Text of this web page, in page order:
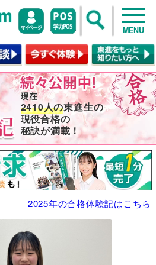
MENU
2410人の東進生の
現役合格の
秘訣が満載！
2025年の合格体験記はこちら